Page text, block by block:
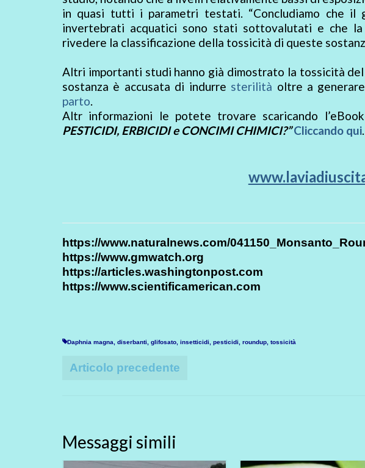
in quasi tutti i parametri testati. “Concludiamo che
invertebrati acquatici sono stati sottovalutati e che la
rivedere la classificazione della tossicità di queste
Altri importanti studi hanno già dimostrato la tossicità
sostanza è accusata di indurre sterilità oltre a generare
parto.
Altr informazioni le potete trovare scaricando
PESTICIDI, ERBICIDI e CONCIMI CHIMICI?” Cliccando qui.
https://www.naturalnews.com/
https://www.gmwatch.org
https://articles.washingtonpost.com
https://www.scientificamerican.com
Daphnia magna diserbanti glifosato insetticidi pesticidi roundup tossicità
Articolo precedente
Messaggi simili